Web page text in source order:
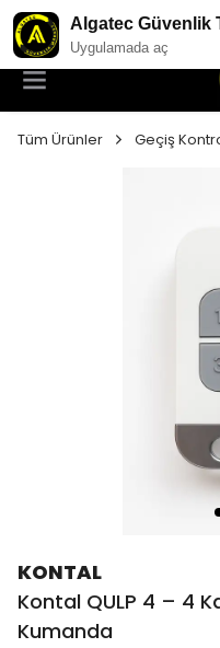
YENI NESIL
Tüm Ürünler Geçiş
KONTAL
Kontal QULP 4 – 4
Kumanda
Algatec Güvenlik
Uygulamada aç